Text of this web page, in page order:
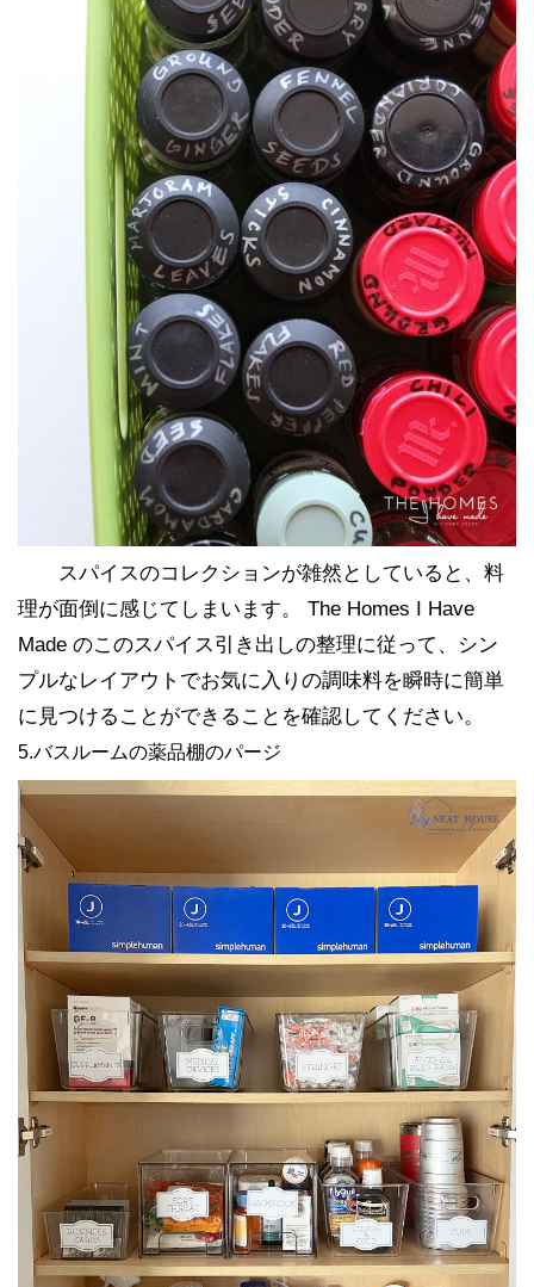
スパイスのコレクションが雑然としていると、料
理が面倒に感じてしまいます。 The Homes I Have
Made のこのスパイス引き出しの整理に従って、シン
プルなレイアウトでお気に入りの調味料を瞬時に簡単
に見つけることができることを確認してください。
5.バスルームの薬品棚のパージ